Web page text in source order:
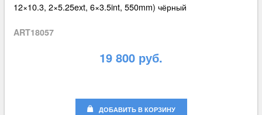
12×10.3, 2×5.25ext, 6×3.5int, 550mm) чёрный
ART18057
19 800 руб.
ДОБАВИТЬ В КОРЗИНУ